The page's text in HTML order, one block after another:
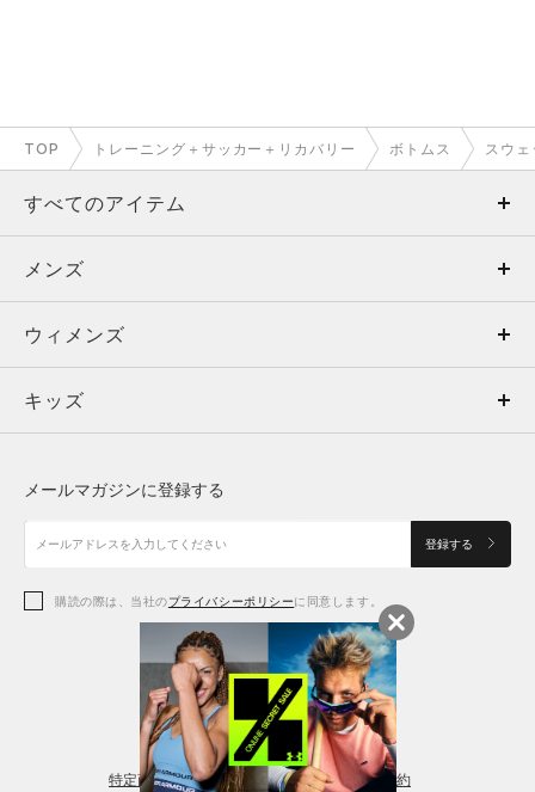
TOP トレーニング＋サッカー＋リカバリー ボトムス スウ
すべてのアイテム
メンズ
ウィメンズ
キッズ
アクセサリー
メンズ
トップス
ボトムス
アクセサリー
ウィメンズ
トップス
シューズ
アクセサリー
レギンス＆タイツ
キッズ
シューズ
メールマガジンに登録する
登録する
購読の際は、当社のプライバシーポリシーに同意します。
特定商取引法に基づく通販の表記 会員規約